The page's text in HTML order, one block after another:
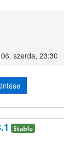
szerda, 23:30
Stable